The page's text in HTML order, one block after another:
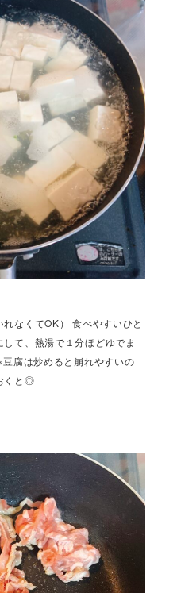
なくてOK） 食べやすいひと
て、熱湯で１分ほどゆでま
腐は炒めると崩れやすいの
くと◎